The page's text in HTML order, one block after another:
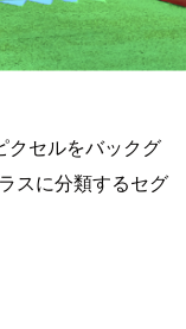
クセルをバックグ
スに分類するセグ